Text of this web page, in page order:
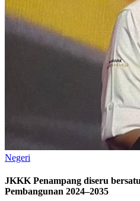
Negeri
JKKK Penampang diseru
Pembangunan 2024–2035